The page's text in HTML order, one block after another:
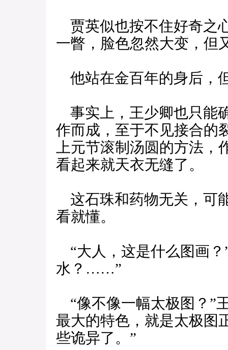
贾英似也按不住好奇之
一瞥，脸色忽然大变，但
他站在金百年的身后，
事实上，王少卿也只能
作而成，至于不见接合的
上元节滚制汤圆的方法
看起来就天衣无缝了。
这石珠和药物无关，可
看就懂。
“大人，这是什么图画？
水？……”
“像不像一幅太极图？”
最大的特色，就是太极图
些诡异了。”